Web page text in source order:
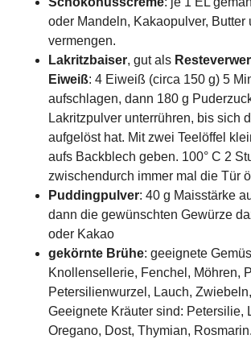
oder Mandeln, Kakaopulver, Butter
vermengen.
Lakritzbaiser, gut als
Eiweiß: 4 Eiweiß (circa 150 g) 5
aufschlagen, dann 180 g
Lakritzpulver unterrühren, bis sich
aufgelöst hat. Mit zwei Teelöffel
aufs Backblech geben. 100° C 2
zwischendurch immer mal die Tür
Puddingpulver: 40 g Maisstärke
dann die gewünschten Gewürze
oder Kakao
gekörnte Brühe: geeignete
Knollensellerie, Fenchel, Möhren,
Petersilienwurzel, Lauch,
Geeignete Kräuter sind: Petersilie,
Oregano, Dost, Thymian, Rosmarin.